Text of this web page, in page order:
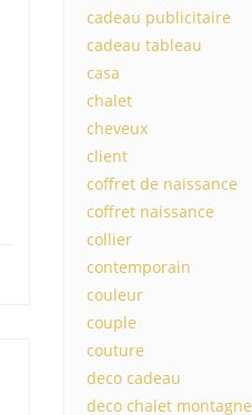
cadeau publicitaire
cadeau tableau
casa
chalet
cheveux
client
coffret de naissance
coffret naissance
collier
contemporain
couleur
couple
couture
deco cadeau
deco chalet montagne